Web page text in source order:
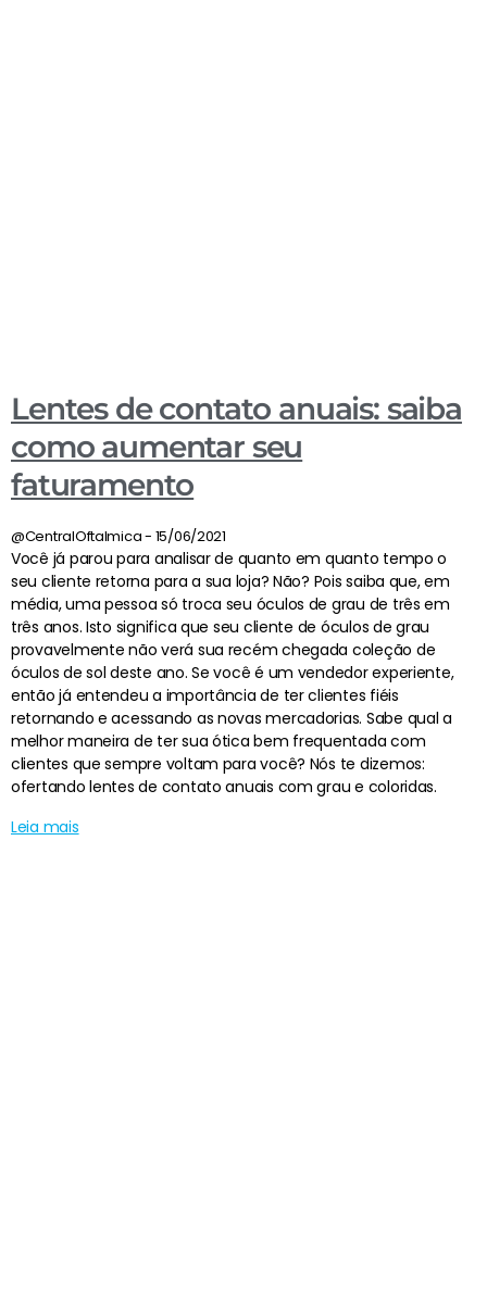
Lentes de contato anuais: saiba
como aumentar seu
faturamento
@CentralOftalmica 15/06/2021
Você já parou para analisar de quanto em quanto tempo o
seu cliente retorna para a sua loja? Não? Pois saiba que, em
média, uma pessoa só troca seu óculos de grau de três em
três anos. Isto significa que seu cliente de óculos de grau
provavelmente não verá sua recém chegada coleção de
óculos de sol deste ano. Se você é um vendedor experiente,
então já entendeu a importância de ter clientes fiéis
retornando e acessando as novas mercadorias. Sabe qual a
melhor maneira de ter sua ótica bem frequentada com
clientes que sempre voltam para você? Nós te dizemos:
ofertando lentes de contato anuais com grau e coloridas.
Leia mais